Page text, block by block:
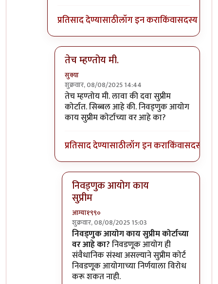
प्रतिसाद देण्यासाठीलॉग इन कराकिंवासदस्य व्हा
तेच म्हण्तोय मी.
सुक्या
शुक्रवार, 08/08/2025 14:44
In reply toपळवाट आधीच शोधुन ठेवलीय
तेच म्हण्तोय मी. लावा की दवा सुप्रीम
कोर्टात. सिब्बल आहे की. निवड्णुक आयोग
काय सुप्रीम कोर्टाच्या वर आहे का?
प्रतिसाद देण्यासाठीलॉग इन कराकिंवासदस्य व्हा
निवड्णुक आयोग काय
सुप्रीम
आग्या१९९०
शुक्रवार, 08/08/2025 15:03
In reply toतेच म्हण्तोय मी.byसुक्या
निवड्णुक आयोग काय सुप्रीम कोर्टाच्या
वर आहे का?निवडणूक आयोग ही
संवैधानिक संस्था असल्याने सुप्रीम कोर्ट
निवडणूक आयोगाच्या निर्णयाला विरोध
करू शकत नाही.